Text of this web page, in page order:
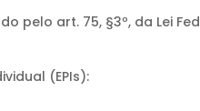
pelo art. 75, §3º, da Lei
(EPIs):